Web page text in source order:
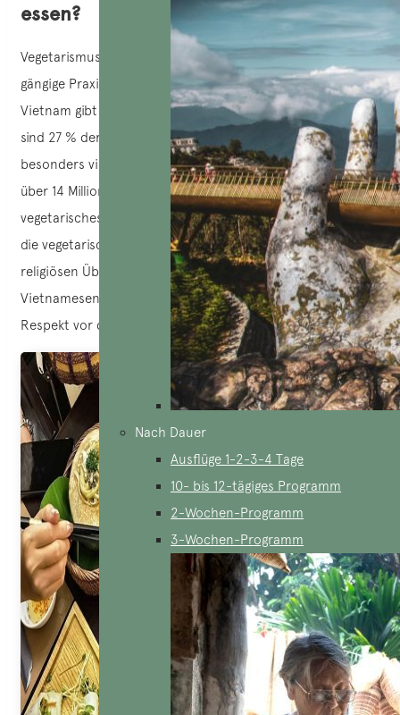
Nach Dauer
Ausflüge 1-2-3-4 Tage
10- bis 12-tägiges Programm
2-Wochen-Programm
3-Wochen-Programm
essen?
Vegetarismus oder „vegetarisch essen“ ist in Vietnam eine
gängige Praxis, vor allem unter religiösen Gläubigen. In
Vietnam gibt es etwa 26,5 Millionen religiöse Gläubige, das
sind 27 % der Bevölkerung. Unter ihnen entscheiden sich
besonders viele Anhänger des Buddhismus, von denen es
über 14 Millionen gibt, und des Caodaismus für
vegetarisches Essen. In der Tat fördern diese Religionen
die vegetarische Ernährung stark. Auch abgesehen von
religiösen Überzeugungen entscheiden sich viele
Vietnamesen aus gesundheitlichen Gründen oder aus
Respekt vor den Tieren für eine vegetarische Ernährung.